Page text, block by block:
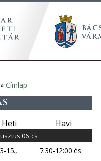
» Címlap
Heti Havi
06. cs
15.,
7:30-12:00 és